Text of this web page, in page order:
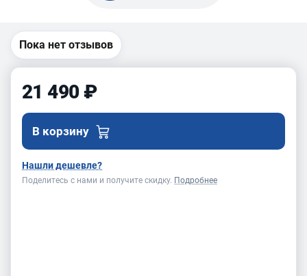
Пока нет отзывов
21 490 ₽
В корзину
Нашли дешевле?
Поделитесь с нами и получите скидку. Подробнее